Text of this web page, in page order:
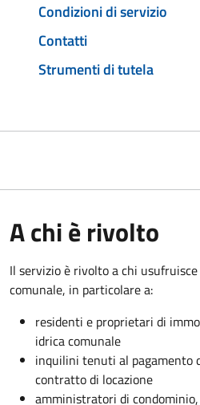
Condizioni di servizio
Contatti
Strumenti di tutela
A chi è rivolto
Il servizio è rivolto a chi
comunale, in particolare a:
residenti e proprietari di
idrica comunale
inquilini tenuti al pagamento
contratto di locazione
amministratori di